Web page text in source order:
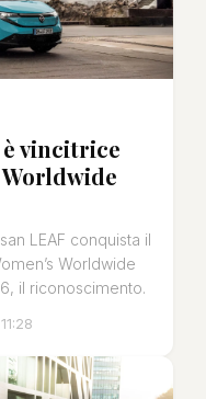
è vincitrice
Worldwide
LEAF conquista il
Worldwide
il riconoscimento.